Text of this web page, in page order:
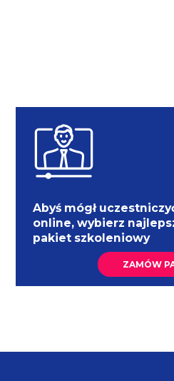
Abyś mógł
online, wybierz
pakiet szkoleniowy
ZAMÓW